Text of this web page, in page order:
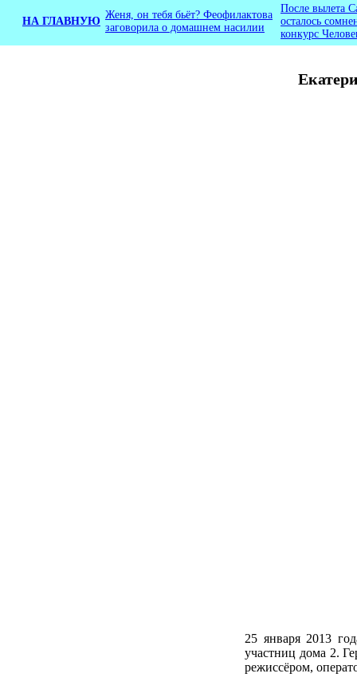
НА ГЛАВНУЮ
Женя, он тебя бьёт? Феофилактова
заговорила о домашнем насилии
После вылета
осталось
конкурс
25 января 2013
участниц дома 2.
режиссёром,